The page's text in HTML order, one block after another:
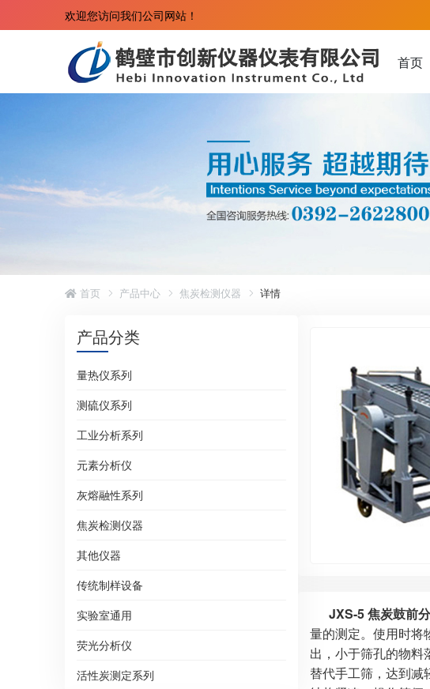
欢迎您访问我们公司网站！
首页
首页 产品中心 焦炭检测仪器 详情
产品分类
量热仪系列
测硫仪系列
工业分析系列
元素分析仪
灰熔融性系列
焦炭检测仪器
其他仪器
传统制样设备
实验室通用
荧光分析仪
活性炭测定系列
JXS-5 焦炭鼓前
量的测定。使用时将
出，小于筛孔的物料
替代手工筛，达到